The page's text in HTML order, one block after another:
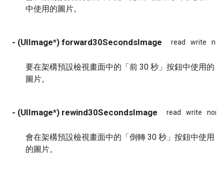
中使用的圖片。
- (UIImage*) forward30SecondsImage read write
要在架構預設檢視畫面中的「前 30 秒」按鈕中使用的
圖片。
- (UIImage*) rewind30SecondsImage read write
會在架構預設檢視畫面中的「倒轉 30 秒」按鈕中使用
的圖片。